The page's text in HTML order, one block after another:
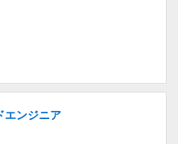
エンジニア